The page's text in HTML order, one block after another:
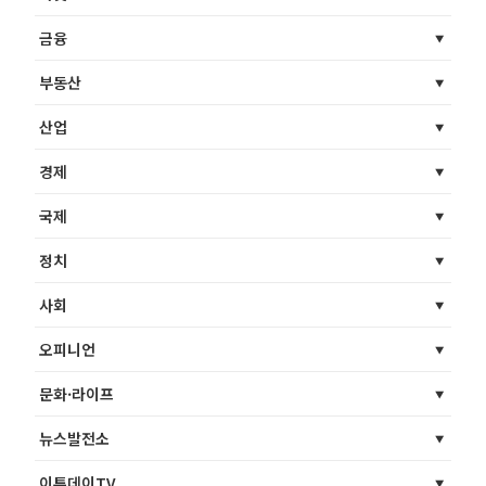
금융
부동산
산업
경제
국제
정치
사회
오피니언
문화·라이프
뉴스발전소